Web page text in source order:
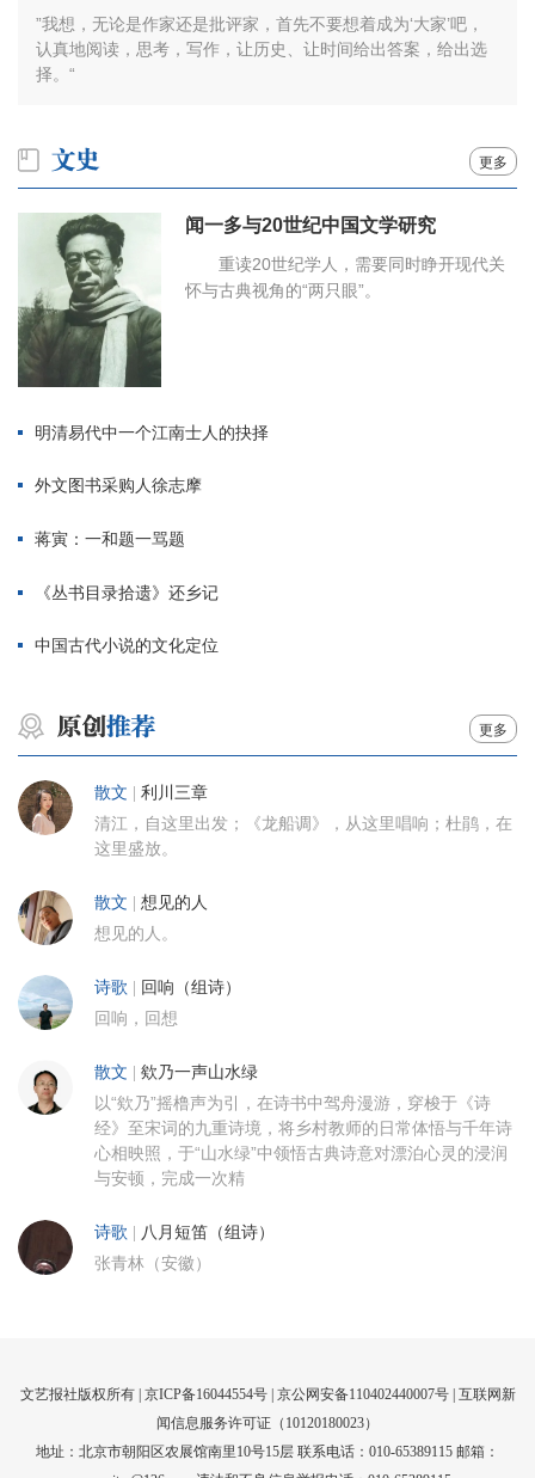
”我想，无论是作家还是批评家，首先不要想着成为‘大家’吧，
认真地阅读，思考，写作，让历史、让时间给出答案，给出选
择。“
更多
闻一多与20世纪中国文学研究
重读20世纪学人，需要同时睁开现代关
怀与古典视角的“两只眼”。
明清易代中一个江南士人的抉择
外文图书采购人徐志摩
蒋寅：一和题一骂题
《丛书目录拾遗》还乡记
中国古代小说的文化定位
更多
散文 利川三章
清江，自这里出发；《龙船调》，从这里唱响；杜鹃，在
这里盛放。
散文 想见的人
想见的人。
诗歌 回响（组诗）
回响，回想
散文 欸乃一声山水绿
以“欸乃”摇橹声为引，在诗书中驾舟漫游，穿梭于《诗
经》至宋词的九重诗境，将乡村教师的日常体悟与千年诗
心相映照，于“山水绿”中领悟古典诗意对漂泊心灵的浸润
与安顿，完成一次精
诗歌 八月短笛（组诗）
张青林（安徽）
文艺报社版权所有 | 京ICP备16044554号| 京公网安备110402440007号 | 互联网新
闻信息服务许可证（10120180023）
地址：北京市朝阳区农展馆南里10号15层 联系电话：010-65389115 邮箱：